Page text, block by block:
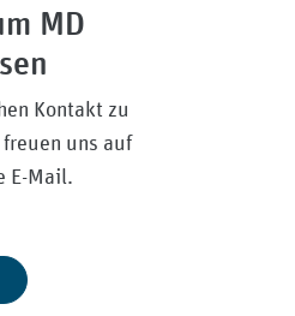
MD
Kontakt zu
uns auf
E-Mail.